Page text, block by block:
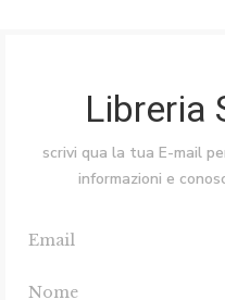
Libreria
scrivi qua la tua E-mail
informazioni e